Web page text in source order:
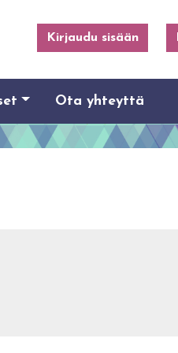
Kirjaudu sisään
Ota yhteyttä